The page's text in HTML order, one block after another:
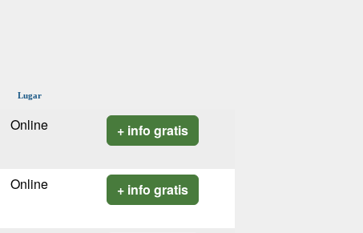
Lugar
Online + info gratis
Online + info gratis